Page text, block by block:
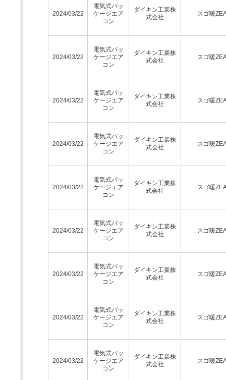
2024/03/22
電気式パッ
ケージエア
コン
ダイキン工業株
式会社
スゴ暖
2024/03/22
電気式パッ
ケージエア
コン
ダイキン工業株
式会社
スゴ暖
2024/03/22
電気式パッ
ケージエア
コン
ダイキン工業株
式会社
スゴ暖
2024/03/22
電気式パッ
ケージエア
コン
ダイキン工業株
式会社
スゴ暖
2024/03/22
電気式パッ
ケージエア
コン
ダイキン工業株
式会社
スゴ暖
2024/03/22
電気式パッ
ケージエア
コン
ダイキン工業株
式会社
スゴ暖
2024/03/22
電気式パッ
ケージエア
コン
ダイキン工業株
式会社
スゴ暖
2024/03/22
電気式パッ
ケージエア
コン
ダイキン工業株
式会社
スゴ暖
2024/03/22
電気式パッ
ケージエア
コン
ダイキン工業株
式会社
スゴ暖